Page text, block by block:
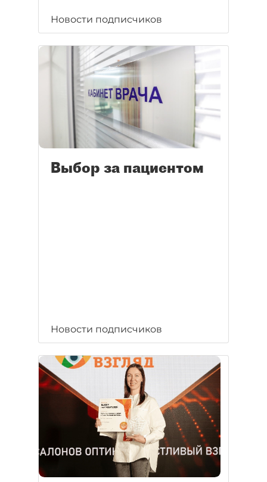
Новости подписчиков
Выбор за пациентом
Новости подписчиков